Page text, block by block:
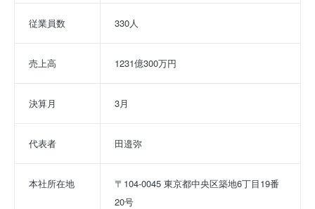
従業員数 330人
売上高 1231億300万円
決算月 3月
代表者 田邉弥
本社所在地
〒104-0045 東京都中央区築地6丁目19番
20号